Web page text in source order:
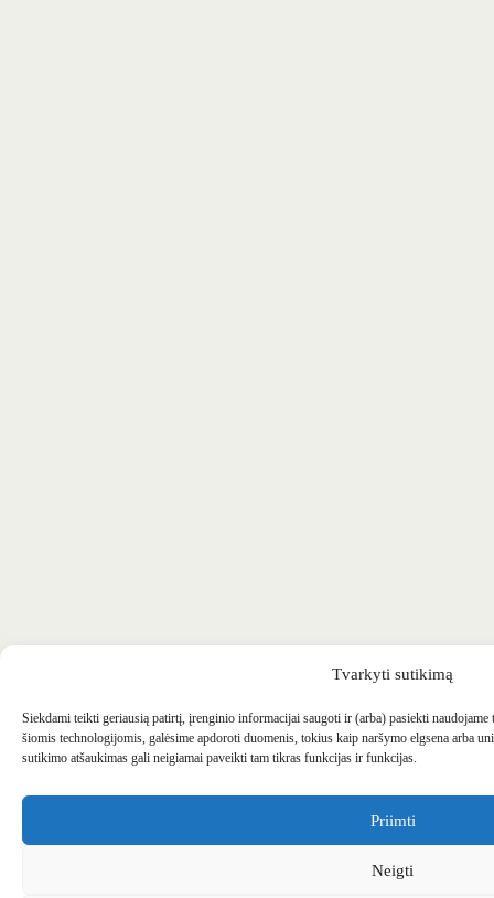
Tvarkyti sutikimą
Siekdami teikti geriausią patirtį, įrenginio informacijai saugoti ir (arba) pasiekti
šiomis technologijomis, galėsime apdoroti duomenis, tokius kaip naršymo elgsena arba
sutikimo atšaukimas gali neigiamai paveikti tam tikras funkcijas ir funkcijas.
Priimti
Neigti